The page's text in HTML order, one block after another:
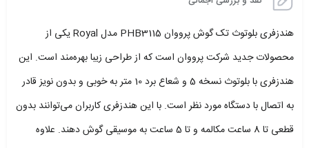
هندزفری بلوتوث تک گوش پرووان PHB3115 مدل Royal یکی از
محصولات جدید شرکت پرووان است که از طراحی زیبا بهره‌مند است. این
هندزفری با بلوتوث نسخه 5 و شعاع برد 10 متر به خوبی و بدون نویز قادر
به اتصال با دستگاه‌ مورد نظر است. با این هندزفری کاربران می‌توانند بدون
قطعی تا 8 ساعت مکالمه و تا 5 ساعت به موسیقی گوش دهند. علاوه